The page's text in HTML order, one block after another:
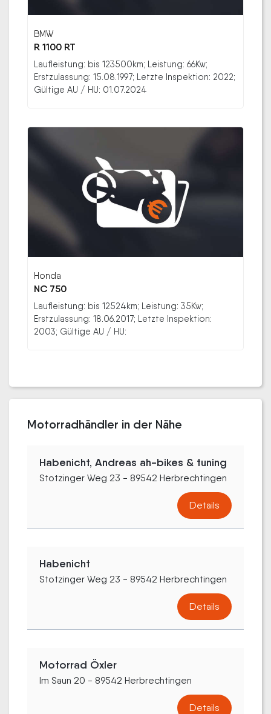
BMW
R 1100 RT
Laufleistung: bis 123500km; Leistung: 66Kw;
Erstzulassung: 15.08.1997; Letzte Inspektion: 2022;
Gültige AU / HU: 01.07.2024
Honda
NC 750
Laufleistung: bis 12524km; Leistung: 35Kw;
Erstzulassung: 18.06.2017; Letzte Inspektion:
2003; Gültige AU / HU:
Motorradhändler in der Nähe
Habenicht, Andreas ah-bikes & tuning
Stotzinger Weg 23 - 89542 Herbrechtingen
Details
Habenicht
Stotzinger Weg 23 - 89542 Herbrechtingen
Details
Motorrad Öxler
Im Saun 20 - 89542 Herbrechtingen
Details